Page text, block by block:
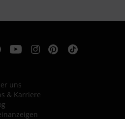
uns
& Karriere